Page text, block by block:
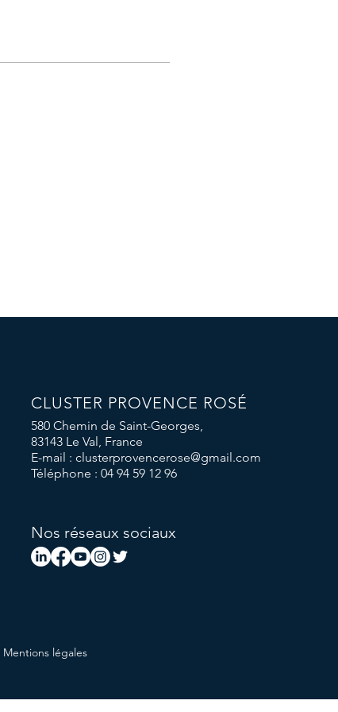
CLUSTER PROVENCE ROSÉ
580 Chemin de Saint-Georges,
83143 Le Val, France
E-mail :clusterprovencerose@gmail.com
Téléphone : 04 94 59 12 96
Nos réseaux sociaux
Mentions légales